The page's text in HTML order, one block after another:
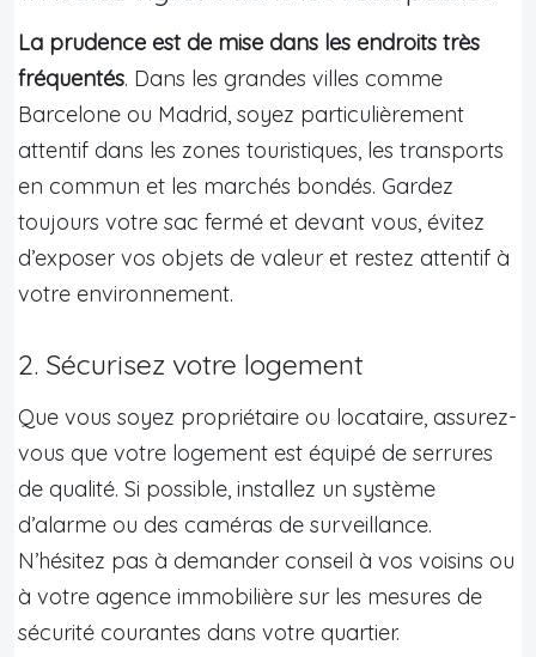
La prudence est de mise dans les endroits très
fréquentés. Dans les grandes villes comme
Barcelone ou Madrid, soyez particulièrement
attentif dans les zones touristiques, les transports
en commun et les marchés bondés. Gardez
toujours votre sac fermé et devant vous, évitez
d’exposer vos objets de valeur et restez attentif à
votre environnement.
2. Sécurisez votre logement
Que vous soyez propriétaire ou locataire, assurez-
vous que votre logement est équipé de serrures
de qualité. Si possible, installez un système
d’alarme ou des caméras de surveillance.
N’hésitez pas à demander conseil à vos voisins ou
à votre agence immobilière sur les mesures de
sécurité courantes dans votre quartier.